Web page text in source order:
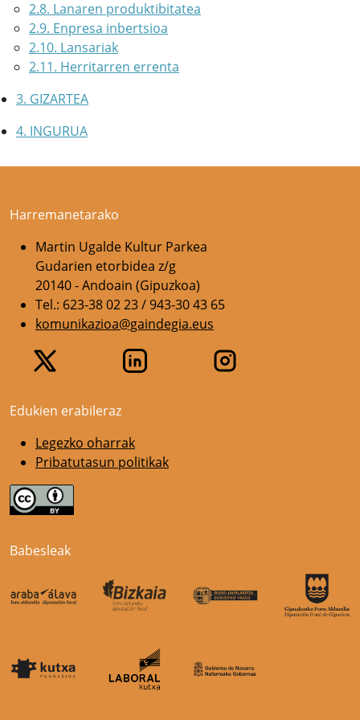
2.8. Lanaren produktibitatea
2.9. Enpresa inbertsioa
2.10. Lansariak
2.11. Herritarren errenta
3. GIZARTEA
4. INGURUA
Harremanetarako
Martin Ugalde Kultur Parkea
Gudarien etorbidea z/g
20140 - Andoain (Gipuzkoa)
Tel.: 623-38 02 23 / 943-30 43 65
komunikazioa@gaindegia.eus
Edukien erabileraz
Legezko oharrak
Pribatutasun politikak
Babesleak